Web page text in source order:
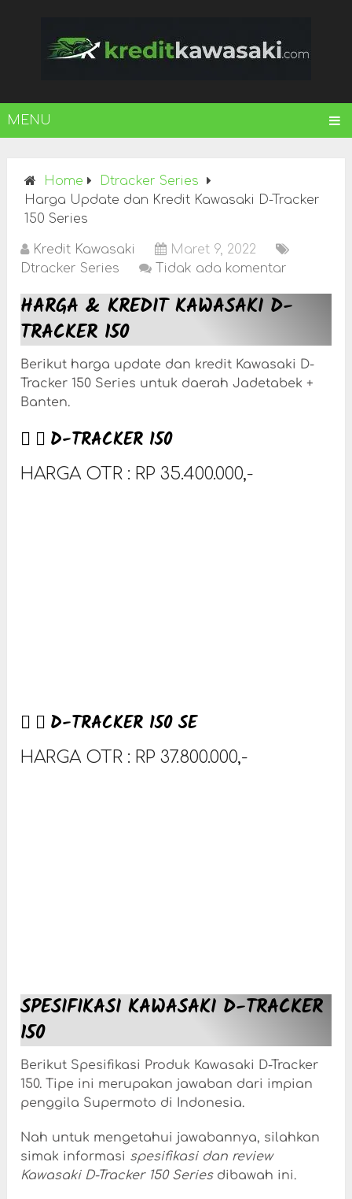
MENU
Home
Dtracker Series
Harga Update dan Kredit Kawasaki D-Tracker
150 Series
Kredit Kawasaki
Maret 9, 2022
Dtracker Series
Tidak ada komentar
HARGA & KREDIT KAWASAKI D-
TRACKER 150
Berikut harga update dan kredit Kawasaki D-
Tracker 150 Series untuk daerah Jadetabek +
Banten.
D-TRACKER 150
HARGA OTR : RP 35.400.000,-
D-TRACKER 150 SE
HARGA OTR : RP 37.800.000,-
SPESIFIKASI KAWASAKI D-TRACKER
150
Berikut Spesifikasi Produk Kawasaki D-Tracker
150. Tipe ini merupakan jawaban dari impian
penggila Supermoto di Indonesia.
Nah untuk mengetahui jawabannya, silahkan
simak informasi spesifikasi dan review
Kawasaki D-Tracker 150 Seriesdibawah ini.